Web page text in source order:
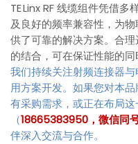
TE Linx RF 线缆组件凭借
及良好的频率兼容性，为
供了可靠的解决方案。合
的结合，可在保证性能的同
我们持续关注射频连接器
用方案开发。如果您对本品
有采购需求，或正在布局
（18665383950，微信同
伴深入交流与合作。